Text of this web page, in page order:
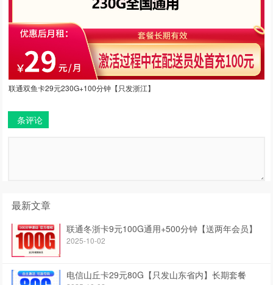
联通双鱼卡29元230G+100分钟【只发浙江】
条评论
最新文章
联通冬浙卡9元100G通用+500分钟【送两年会员】
2025-10-02
电信山丘卡29元80G【只发山东省内】长期套餐